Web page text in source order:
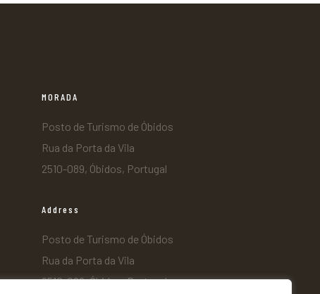
MORADA
Posto de Turismo de Óbidos
Rua da Porta da Vila
2510-089, Óbidos, Portugal
Address
Posto de Turismo de Óbidos
Rua da Porta da Vila
2510-089, Óbidos, Portugal